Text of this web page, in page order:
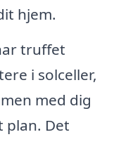
hjem.
truffet
i solceller,
med dig
plan. Det